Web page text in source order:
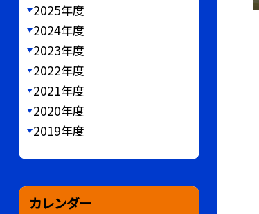
2025年度
2024年度
2023年度
2022年度
2021年度
2020年度
2019年度
カレンダー